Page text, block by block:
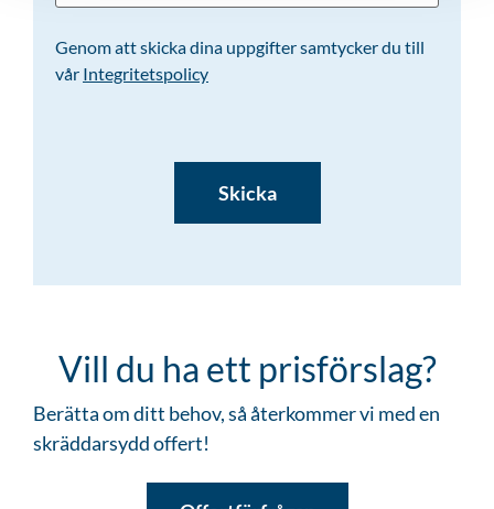
Genom att skicka dina uppgifter samtycker du till
vår Integritetspolicy
Vill du ha ett prisförslag?
Berätta om ditt behov, så återkommer vi med en
skräddarsydd offert!